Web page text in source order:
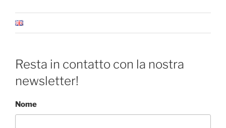
Resta in contatto con la nostra
newsletter!
Nome